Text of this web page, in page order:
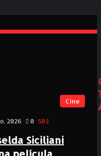
Cine
2026 0 503
Siciliani